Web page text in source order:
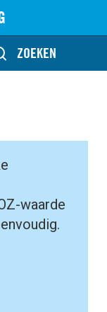
ZOEKEN
waarde